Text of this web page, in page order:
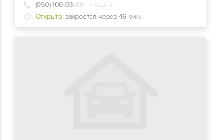
(050) 100-03-ХХ
+ еще 2
Открыто: закроется через 46 мин.